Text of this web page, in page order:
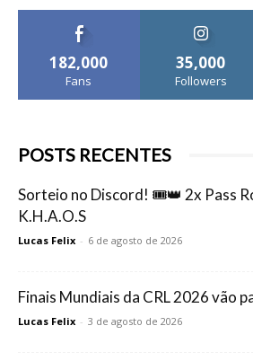
182,000
Fans
35,000
Followers
POSTS RECENTES
Sorteio no Discord! 🎟️👑 2x Pass
K.H.A.O.S
Lucas Felix - 6 de agosto de 2026
Finais Mundiais da CRL 2026 vão
Lucas Felix - 3 de agosto de 2026